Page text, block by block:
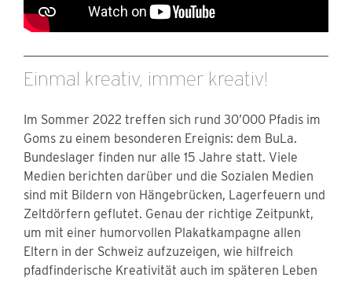
Einmal kreativ, immer kreativ!
Im Sommer 2022 treffen sich rund 30’000 Pfadis im
Goms zu einem besonderen Ereignis: dem BuLa.
Bundeslager finden nur alle 15 Jahre statt. Viele
Medien berichten darüber und die Sozialen Medien
sind mit Bildern von Hängebrücken, Lagerfeuern und
Zeltdörfern geflutet. Genau der richtige Zeitpunkt,
um mit einer humorvollen Plakatkampagne allen
Eltern in der Schweiz aufzuzeigen, wie hilfreich
pfadfinderische Kreativität auch im späteren Leben